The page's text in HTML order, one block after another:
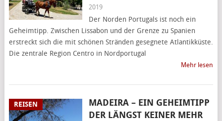
2019
Der Norden Portugals ist noch ein
Geheimtipp. Zwischen Lissabon und der Grenze zu Spanien
erstreckt sich die mit schönen Stränden gesegnete Atlantikküste.
Die zentrale Region Centro in Nordportugal
Mehr lesen
REISEN
MADEIRA – EIN GEHEIMTIPP
DER LÄNGST KEINER MEHR